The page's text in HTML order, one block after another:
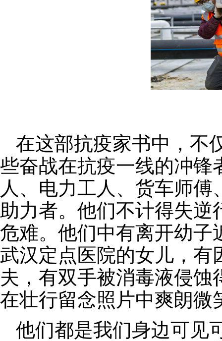
在这部抗疫家书中，不
些奋战在抗疫一线的冲锋
人、电力工人、货车师傅
助力者。他们不计得失逆
危难。他们中有离开幼子
武汉定点医院的女儿，有
夫，有双手被消毒液侵
在壮行留念照片中爽朗
他们都是我们身边可见